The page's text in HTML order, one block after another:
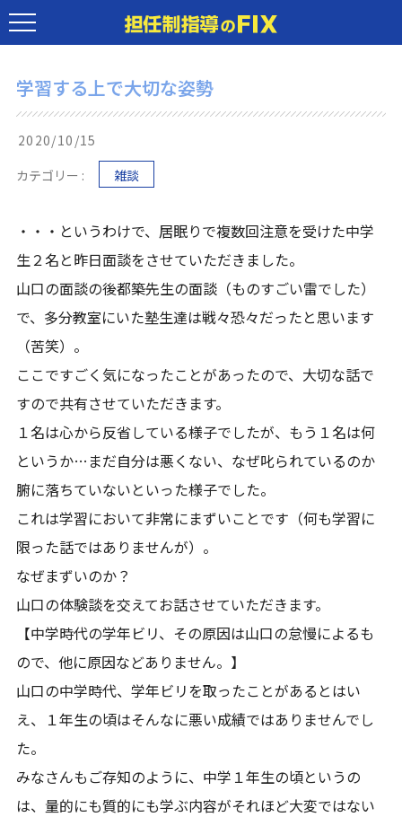
学習する上で大切な姿勢
2020/10/15
カテゴリー :
雑談
・・・というわけで、居眠りで複数回注意を受けた中学
生２名と昨日面談をさせていただきました。
山口の面談の後都築先生の面談（ものすごい雷でした）
で、多分教室にいた塾生達は戦々恐々だったと思います
（苦笑）。
ここですごく気になったことがあったので、大切な話で
すので共有させていただきます。
１名は心から反省している様子でしたが、もう１名は何
というか…まだ自分は悪くない、なぜ叱られているのか
腑に落ちていないといった様子でした。
これは学習において非常にまずいことです（何も学習に
限った話ではありませんが）。
なぜまずいのか？
山口の体験談を交えてお話させていただきます。
【中学時代の学年ビリ、その原因は山口の怠慢によるも
ので、他に原因などありません。】
山口の中学時代、学年ビリを取ったことがあるとはい
え、１年生の頃はそんなに悪い成績ではありませんでし
た。
みなさんもご存知のように、中学１年生の頃というの
は、量的にも質的にも学ぶ内容がそれほど大変ではない